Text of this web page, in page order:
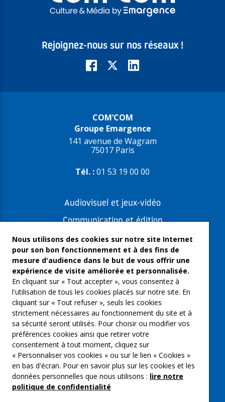
Rejoignez-nous sur nos réseaux !
COM’COM
Groupe Emargence
141 avenue de Wagram
75017 Paris
Tél. :01 53 19 00 00
Audiovisuel et jeux-vidéo
Communication et édition
Freelances et artistes-auteurs
Musique et spectacles
Qui sommes-nous ?
Groupe Emargence
C’moi le chef
Actualités
Contactez nous
Mentions légales
Gestion des cookies
Nous utilisons des cookies sur notre site Internet
pour son bon fonctionnement et à des fins de
mesure d'audience dans le but de vous offrir une
expérience de visite améliorée et personnalisée.
En cliquant sur « Tout accepter », vous consentez à
l'utilisation de tous les cookies placés sur notre site. En
cliquant sur « Tout refuser », seuls les cookies
strictement nécessaires au fonctionnement du site et à
sa sécurité seront utilisés. Pour choisir ou modifier vos
préférences cookies ainsi que retirer votre
consentement à tout moment, cliquez sur
« Personnaliser vos cookies » ou sur le lien « Cookies »
en bas d'écran. Pour en savoir plus sur les cookies et les
données personnelles que nous utilisons : lire notre
politique de confidentialité